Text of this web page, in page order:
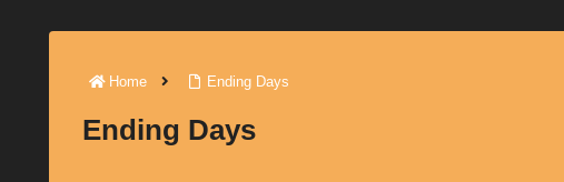
Home Ending Days
Ending Days